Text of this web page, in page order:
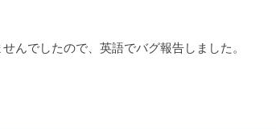
んでしたので、英語でバグ報告しました。